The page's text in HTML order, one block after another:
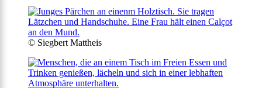
© Siegbert Mattheis